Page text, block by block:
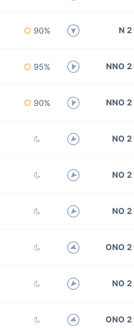
90% N 2
95% NNO 2
90% NNO 2
NO 2
NO 2
NO 2
ONO 2
NO 2
ONO 2